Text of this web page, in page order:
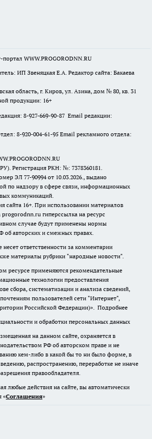
WWW.PROGORODNN.RU
ИП Звеняцкая Е.А. Редактор сайта: Бакаева
область, г. Киров, ул. Азина, дом № 80, кв. 31
продукции: 16+
8-927-669-90-87 Email редакции:
8-920-004-61-95 Email рекламного отдела:
Регистрация РКН: №: 7378360181.
ЭЛ 77-90994 от 10.03.2026., выдано
по надзору в сфере связи, информационных
коммуникаций.
сайта 16+. При использовании материалов
progorodnn.ru гиперссылка на ресурс
случае будут применены нормы
об авторских и смежных правах.
несет ответственности за комментарии
материалы рубрики "народные новости".
ресурсе применяются рекомендательные
технологии предоставления
сбора, систематизации и анализа сведений,
пользователей сети "Интернет",
Российской Федерации)». Подробнее
и обработки персональных данных
на данном сайте, охраняется в
РФ об авторском праве и не
кем-либо в какой бы то ни было форме, в
распространению, переработке не иначе
правообладателя.
любые действия на сайте, вы автоматически
«Cоглашения»